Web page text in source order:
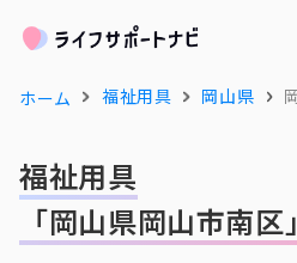
ホーム 福祉用具 岡山県
福祉用具
「岡山県岡山市南